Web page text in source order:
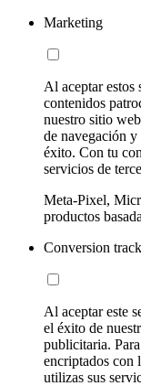
Marketing
Al aceptar estos
contenidos
nuestro sitio
de navegación y
éxito. Con tu
servicios de
Meta-Pixel,
productos
Conversion
Al aceptar este
el éxito de
publicitaria.
encriptados con
utilizas sus